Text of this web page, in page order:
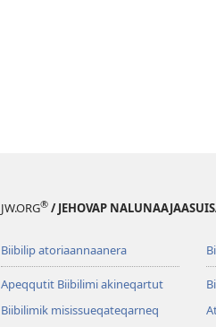
JW.ORG® / JEHOVAP
Biibilip atoriaannaanera
Apeqqutit Biibilimi akineqartut
Biibilimik misis­sueqateqar­neq